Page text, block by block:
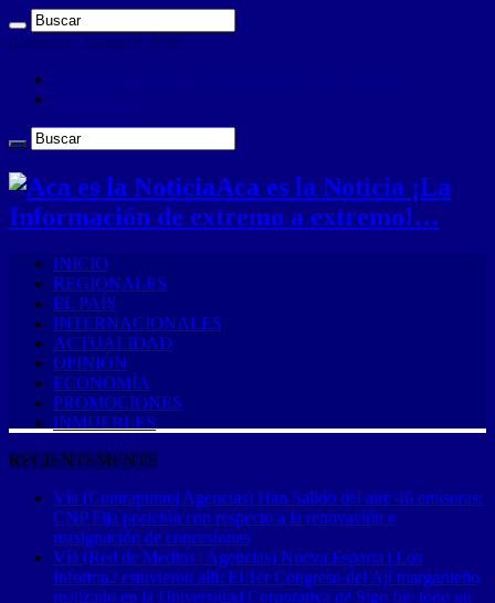
domingo , agosto 9 2026
Aca es la Noticia ¡La
Información de extremo a extremo!…
INICIO
REGIONALES
EL PAÍS
INTERNACIONALES
ACTUALIDAD
OPINIÓN
ECONOMÍA
PROMOCIONES
INMUEBLES
RECIENTEMENTE
Vía (Contrapunto| Agencias) Han Salido del aire 46 emisoras:
CNP Fija posición con respecto a la renovación o
reasignación de concesiones
Vía (Red de Medios | Agencias) Nueva Esparta | Los
Informa2 estuvieron allí: El 1er Congreso del Ají margariteño
realizado en la Universidad Corporativa de Sigo fue todo un